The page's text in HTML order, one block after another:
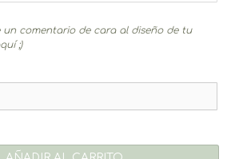
un comentario de cara al diseño de tu
;)